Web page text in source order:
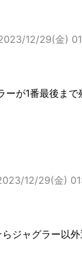
12/29(金)
ーが1番最後まで
12/29(金)
ジャグラー以